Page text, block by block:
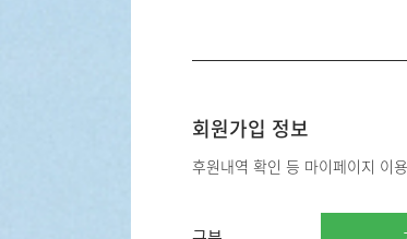
회원가입 정보
후원내역 확인 등 마이페이지 이